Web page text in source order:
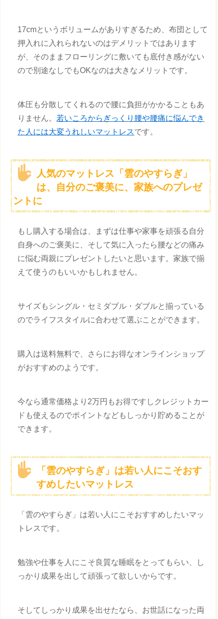
17cmというボリュームがありすぎるため、布団として
押入れに入れられないのはデメリットではあります
が、そのままフローリングに敷いても底付き感がない
ので別途なしでもOKなのは大きなメリットです。
体圧も分散してくれるので腰に負担がかかることもあ
りません。 若いころからぎっくり腰や腰痛に悩んでき
た人には大変うれしいマットレスです。
人気のマットレス「雲のやすらぎ」
は、自分のご褒美に、家族へのプレゼ
ントに
もし購入する場合は、まずは仕事や家事を頑張る自分
自身へのご褒美に、そして気に入ったら腰などの痛み
に悩む両親にプレゼントしたいと思います。家族で揃
えて使うのもいいかもしれません。
サイズもシングル・セミダブル・ダブルと揃っている
のでライフスタイルに合わせて選ぶことができます。
購入は送料無料で、さらにお得なオンラインショップ
がおすすめのようです。
今なら通常価格より2万円もお得ですしクレジットカー
ドも使えるのでポイントなどもしっかり貯めることが
できます。
「雲のやすらぎ」は若い人にこそおす
すめしたいマットレス
「雲のやすらぎ」は若い人にこそおすすめしたいマッ
トレスです。
勉強や仕事を人にこそ良質な睡眠をとってもらい、し
っかり成果を出して頑張って欲しいからです。
そしてしっかり成果を出せたなら、お世話になった両